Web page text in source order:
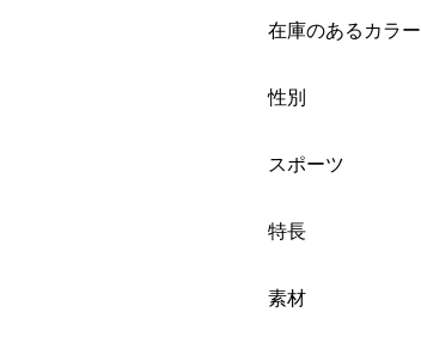
絞り込み
在庫のあるカラー
絞り込み
性別
絞り込み
スポーツ
絞り込み
特長
絞り込み
素材